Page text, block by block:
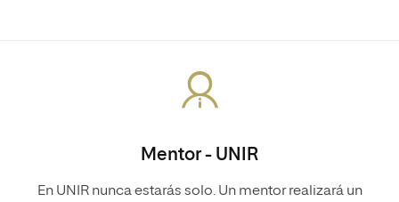
Mentor - UNIR
En UNIR nunca estarás solo. Un mentor realizará un